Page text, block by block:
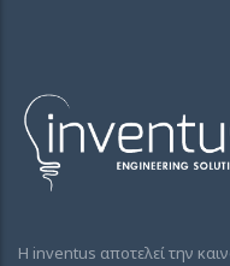
Η inventus αποτελεί την